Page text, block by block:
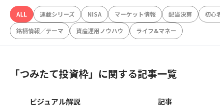
ALL 連載シリーズ NISA マーケット情報 配当決算
初心
銘柄情報／テーマ
資産運用ノウハウ ライフ&マネー
「つみたて投資枠」に関する記事一覧
ビジュアル解説 記事